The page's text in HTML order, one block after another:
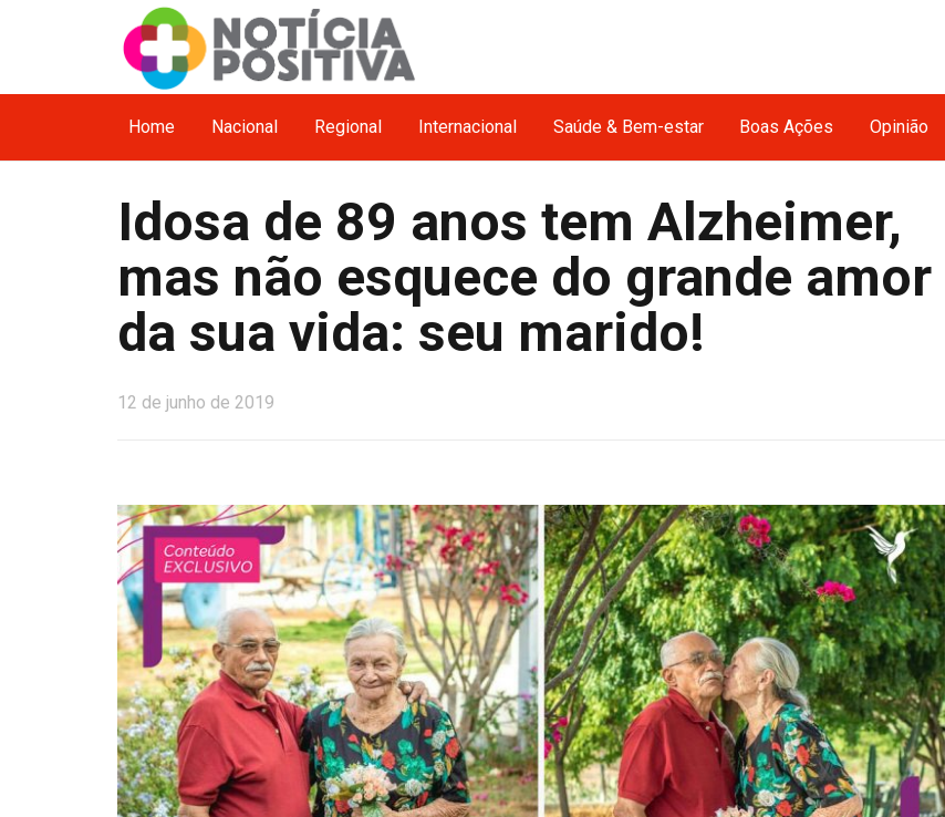
Home Nacional Regional Internacional Saúde & Bem-estar Boas Ações Opinião
Idosa de 89 anos tem Alzheimer,
mas não esquece do grande amor
da sua vida: seu marido!
12 de junho de 2019